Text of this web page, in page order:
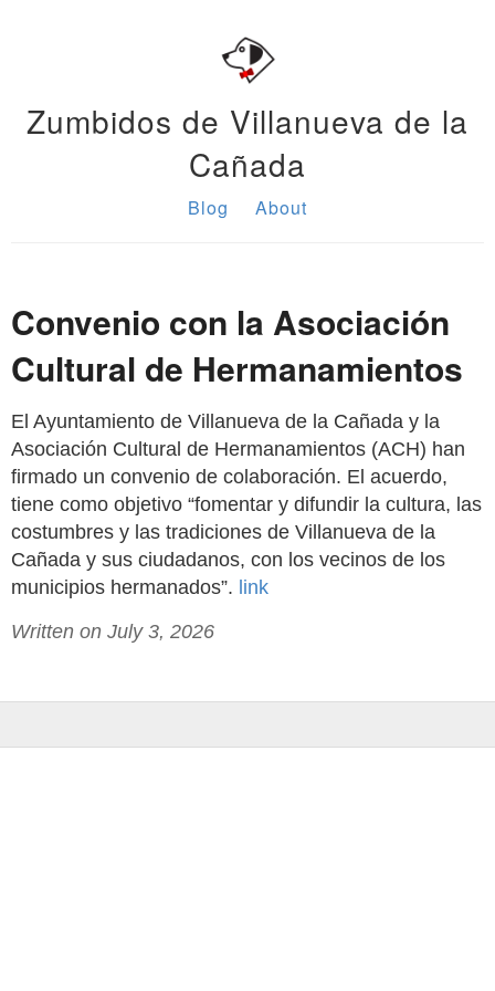
Zumbidos de Villanueva de la
Cañada
Blog About
Convenio con la Asociación
Cultural de Hermanamientos
El Ayuntamiento de Villanueva de la Cañada y la
Asociación Cultural de Hermanamientos (ACH) han
firmado un convenio de colaboración. El acuerdo,
tiene como objetivo “fomentar y difundir la cultura, las
costumbres y las tradiciones de Villanueva de la
Cañada y sus ciudadanos, con los vecinos de los
municipios hermanados”. link
Written on July 3, 2026